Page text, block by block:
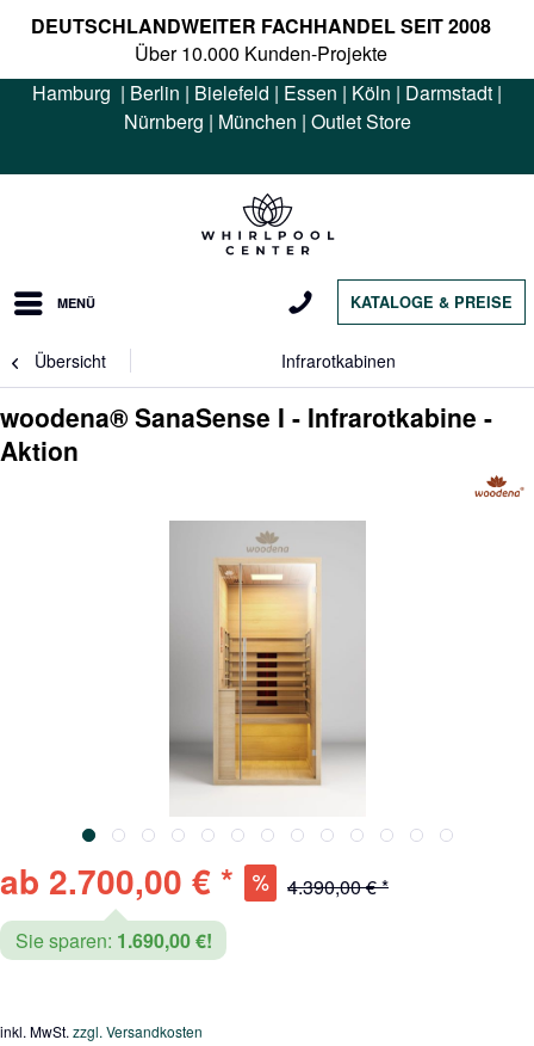
DEUTSCHLANDWEITER FACHHANDEL SEIT 2008
Über 10.000 Kunden-Projekte
Hamburg | Berlin | Bielefeld | Essen | Köln | Darmstadt |
Nürnberg | München | Outlet Store
MENÜ KATALOGE & PREISE
Übersicht Infrarotkabinen
woodena® SanaSense I - Infrarotkabine -
Aktion
ab 2.700,00 € *
4.390,00 € *
Sie sparen: 1.690,00 €!
inkl. MwSt. zzgl. Versandkosten